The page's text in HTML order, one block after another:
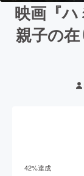
映画『ハ
親子の
42%達成